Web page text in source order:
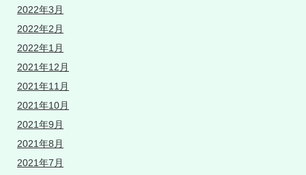
2022年3月
2022年2月
2022年1月
2021年12月
2021年11月
2021年10月
2021年9月
2021年8月
2021年7月